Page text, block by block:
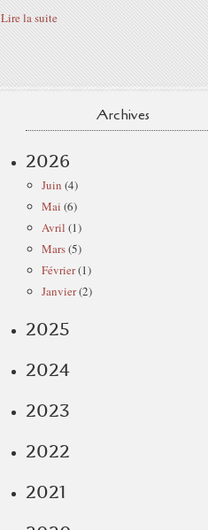
Lire la suite
Archives
2026
Juin (4)
Mai (6)
Avril (1)
Mars(5)
Février(1)
Janvier(2)
2025
2024
2023
2022
2021